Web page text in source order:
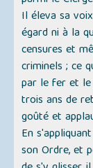
Il éleva sa
égard ni à la
censures et
criminels ; ce
par le fer et le
trois ans de
goûté et
En
son Ordre, et